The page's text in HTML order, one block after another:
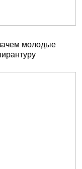
молодые